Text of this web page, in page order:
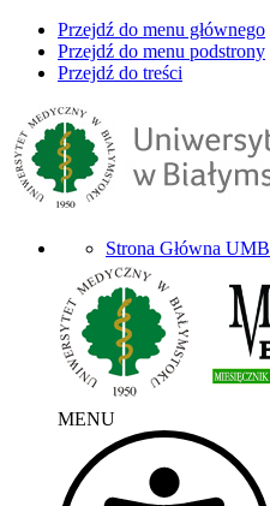
Przejdź do menu głównego
Przejdź do menu podstrony
Przejdź do treści
Strona Główna UMB
MENU